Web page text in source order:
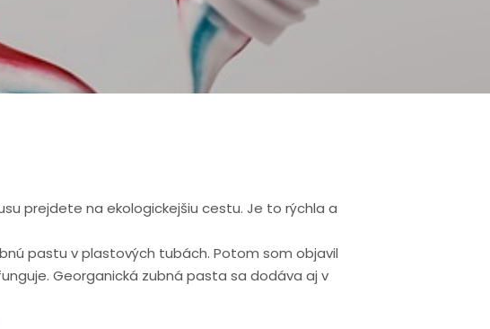
prejdete na ekologickejšiu cestu. Je to rýchla a
pastu v plastových tubách. Potom som objavil
Georganická zubná pasta sa dodáva aj v